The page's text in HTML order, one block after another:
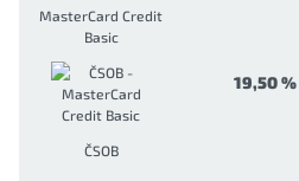
MasterCard Credit
Basic
ČSOB
19,50 %